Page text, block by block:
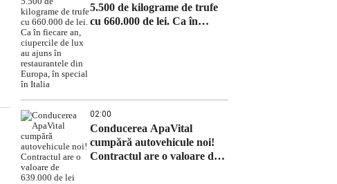
5.500 de kilograme de trufe
cu 660.000 de lei. Ca în
02:00
Conducerea ApaVital
cumpără autovehicule noi!
Contractul are o valoare de